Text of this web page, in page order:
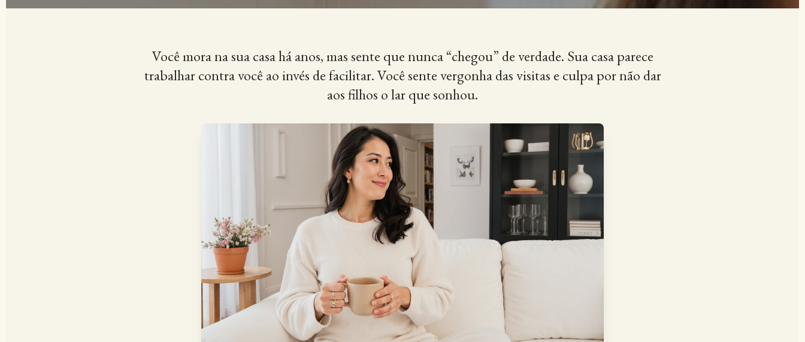
Você mora na sua casa há anos, mas sente que nunca “chegou” de verdade. Sua casa parece
trabalhar contra você ao invés de facilitar. Você sente vergonha das visitas e culpa por não dar
aos filhos o lar que sonhou.